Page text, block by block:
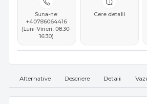
Suna-ne:
+40786064416
(Luni-Vineri, 08:30-
16:30)
Cere detalii
Alternative Descriere Detalii